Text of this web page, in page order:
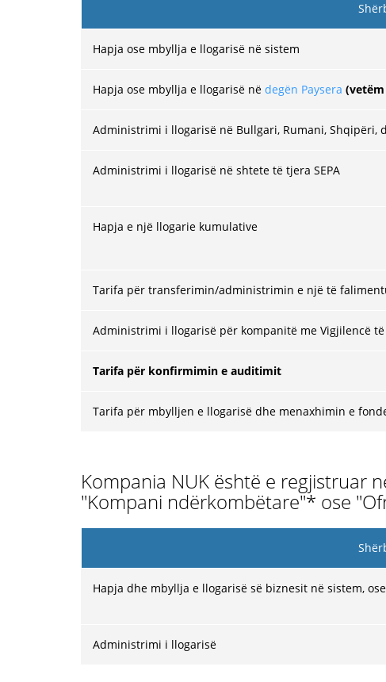
Hapja ose mbyllja e llogarisë në sistem
Hapja ose mbyllja e llogarisë në degën Paysera
Administrimi i llogarisë në Bullgari, Rumani, Shqipëri,
Administrimi i llogarisë në shtete të tjera SEPA
Hapja e një llogarie kumulative
Tarifa për transferimin/administrimin e një të
Administrimi i llogarisë për kompanitë me Vigjilencë të
Tarifa për konfirmimin e auditimit
Tarifa për mbylljen e llogarisë dhe menaxhimin e
Kompania NUK është e regjistruar
"Kompani ndërkombëtare"* ose
Hapja dhe mbyllja e llogarisë së biznesit në sistem,
Administrimi i llogarisë